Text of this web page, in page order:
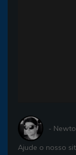
-
Ajude o nosso